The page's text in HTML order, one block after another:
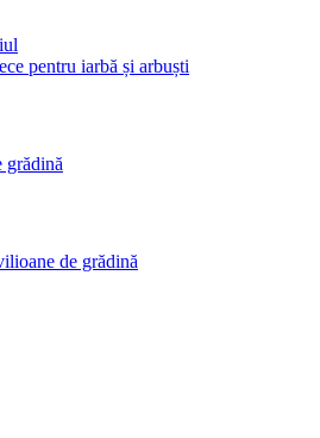
pentru iarbă și arbuști
grădină
de grădină